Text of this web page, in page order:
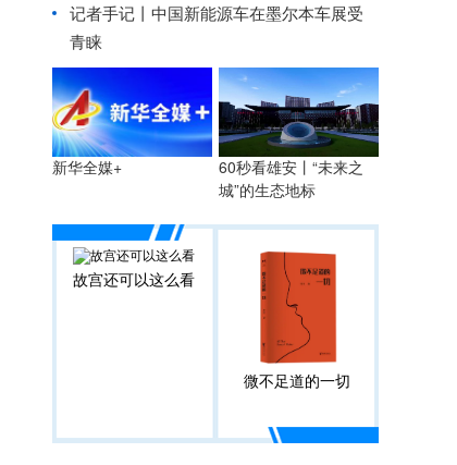
记者手记丨中国新能源车在墨尔本车展受
青睐
新华全媒+
60秒看雄安丨“未来之
城”的生态地标
故宫还可以这么看
微不足道的一切